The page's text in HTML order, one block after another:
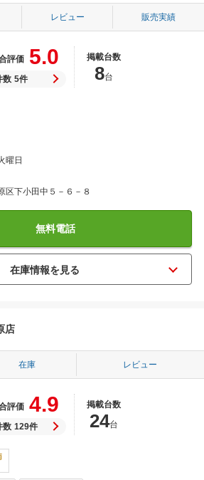
レビュー 販売実績
評価 5.0
数 5件
掲載台数
8台
曜日
区下小田中５－６－８
無料電話
店
在庫 レビュー
評価 4.9
数 129件
掲載台数
24台